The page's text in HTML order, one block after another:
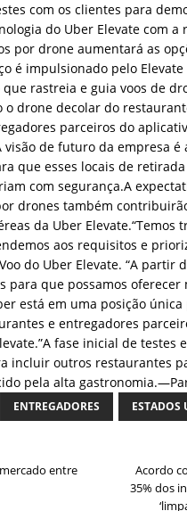
com os clientes para
do Uber Elevate com
por drone aumentará as
é impulsionado pelo
rastreia e guia voos de
drone decolar do
parceiros do
de futuro da empresa é
que esses locais de
com segurança.A
drones também
da Uber Elevate.“Temos
aos requisitos e
do Uber Elevate. “A partir
para que possamos oferecer
está em uma posição
e entregadores
fase inicial de testes
incluir outros restaurantes
pela alta
ENTREGADORES ESTADOS
entre
Acordo
35% dos